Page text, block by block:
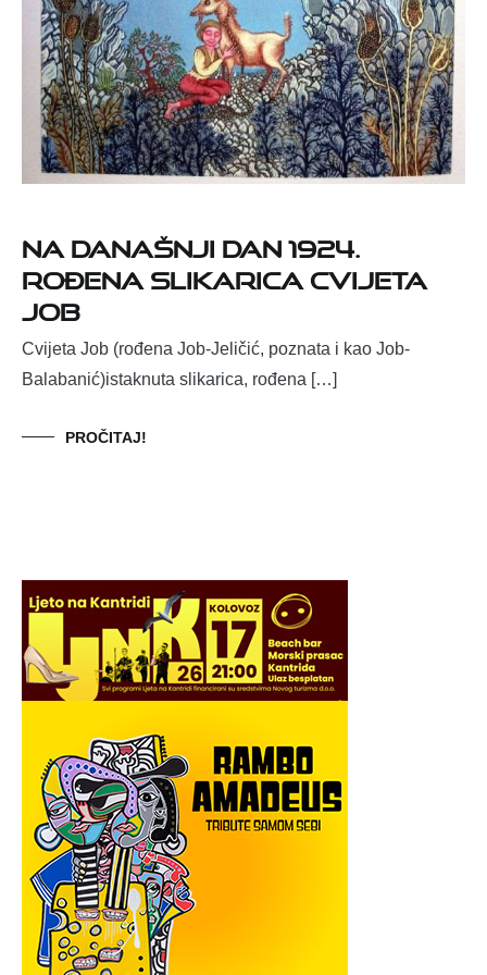
Na današnji dan 1924.
rođena slikarica Cvijeta
Job
Cvijeta Job (rođena Job-Jeličić, poznata i kao Job-
Balabanić)istaknuta slikarica, rođena […]
PROČITAJ!